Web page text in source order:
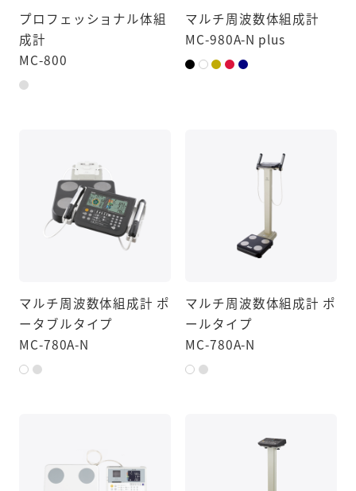
プロフェッショナル体組
成計
MC-800
マルチ周波数体組成計
MC-980A-N plus
マルチ周波数体組成計 ポ
ータブルタイプ
MC-780A-N
マルチ周波数体組成計 ポ
ールタイプ
MC-780A-N